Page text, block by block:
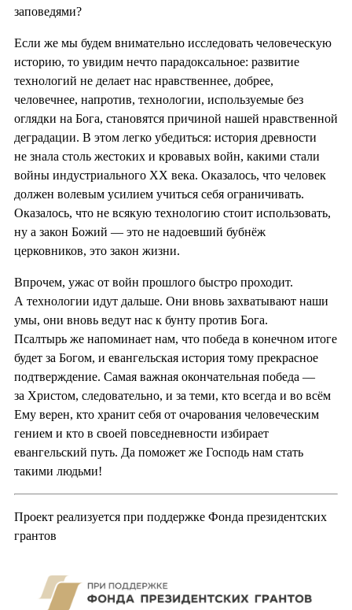
заповедями?
Если же мы будем внимательно исследовать человеческую
историю, то увидим нечто парадоксальное: развитие
технологий не делает нас нравственнее, добрее,
человечнее, напротив, технологии, используемые без
оглядки на Бога, становятся причиной нашей нравственной
деградации. В этом легко убедиться: история древности
не знала столь жестоких и кровавых войн, какими стали
войны индустриального XX века. Оказалось, что человек
должен волевым усилием учиться себя ограничивать.
Оказалось, что не всякую технологию стоит использовать,
ну а закон Божий — это не надоевший бубнёж
церковников, это закон жизни.
Впрочем, ужас от войн прошлого быстро проходит.
А технологии идут дальше. Они вновь захватывают наши
умы, они вновь ведут нас к бунту против Бога.
Псалтырь же напоминает нам, что победа в конечном итоге
будет за Богом, и евангельская история тому прекрасное
подтверждение. Самая важная окончательная победа —
за Христом, следовательно, и за теми, кто всегда и во всём
Ему верен, кто хранит себя от очарования человеческим
гением и кто в своей повседневности избирает
евангельский путь. Да поможет же Господь нам стать
такими людьми!
Проект реализуется при поддержке Фонда президентских
грантов